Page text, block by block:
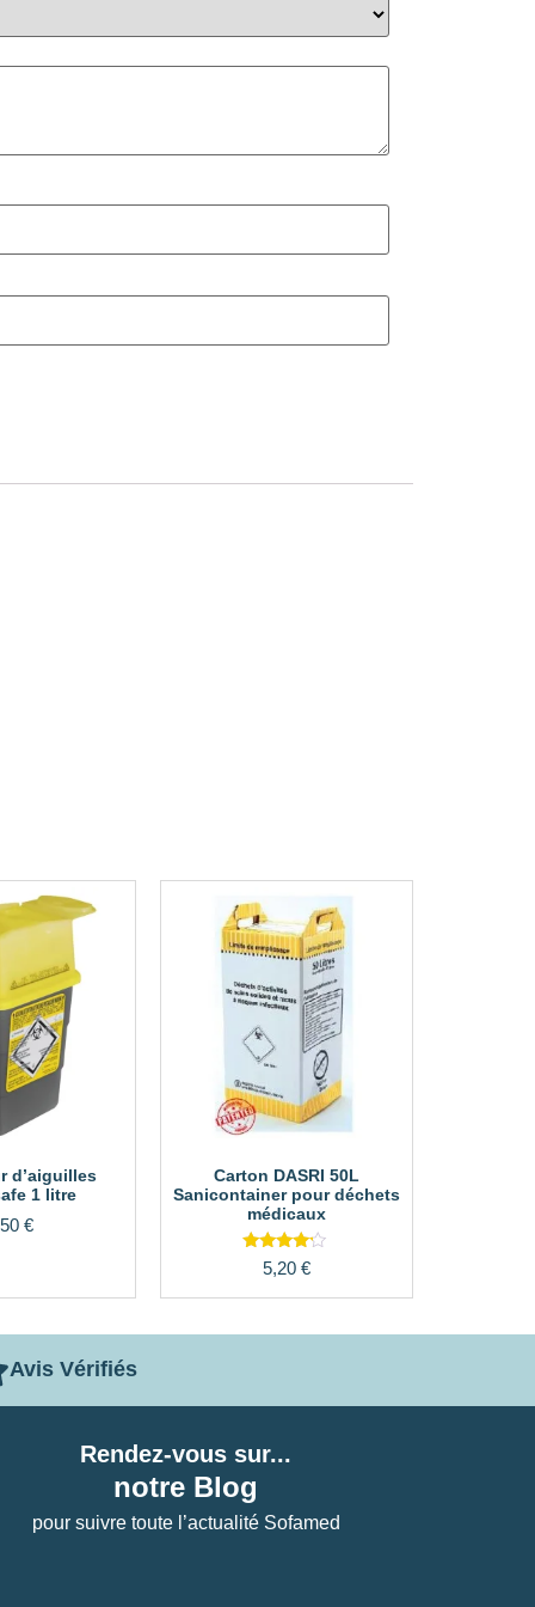
d’aiguilles
1 litre
€
Carton DASRI 50L
Sanicontainer pour déchets
médicaux
Note
4.00
sur 5
5,20 €
Avis Vérifiés
Rendez-vous sur...
notre Blog
pour suivre toute l’actualité Sofamed